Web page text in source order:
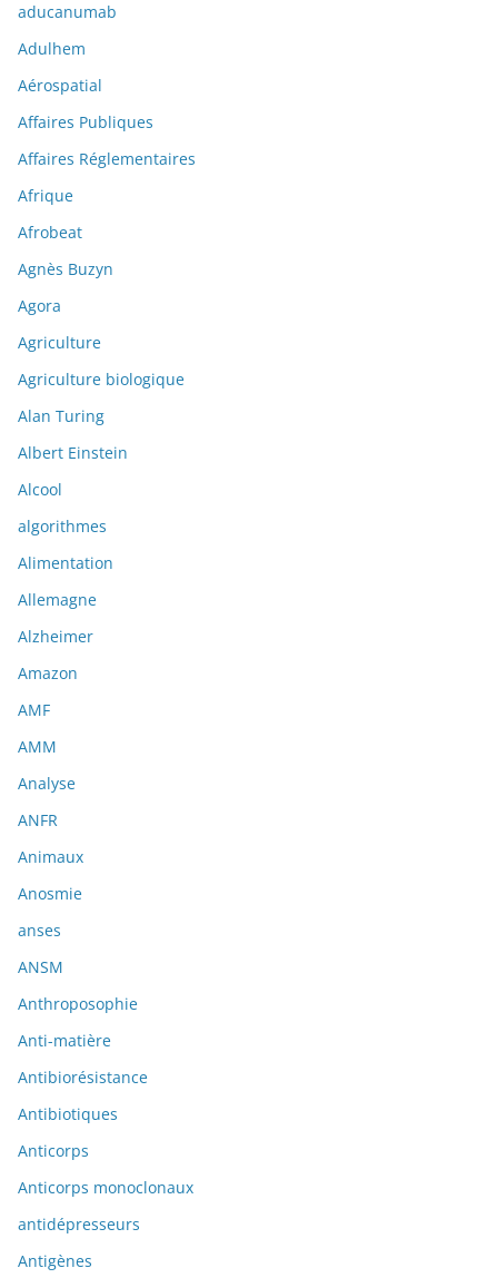
aducanumab
Adulhem
Aérospatial
Affaires Publiques
Affaires Réglementaires
Afrique
Afrobeat
Agnès Buzyn
Agora
Agriculture
Agriculture biologique
Alan Turing
Albert Einstein
Alcool
algorithmes
Alimentation
Allemagne
Alzheimer
Amazon
AMF
AMM
Analyse
ANFR
Animaux
Anosmie
anses
ANSM
Anthroposophie
Anti-matière
Antibiorésistance
Antibiotiques
Anticorps
Anticorps monoclonaux
antidépresseurs
Antigènes